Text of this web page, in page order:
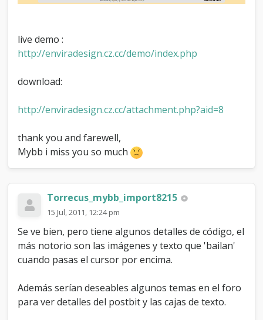
live demo :
http://enviradesign.cz.cc/demo/index.php
download:
http://enviradesign.cz.cc/attachment.php?aid=8
thank you and farewell,
Mybb i miss you so much
Torrecus_mybb_import8215
15 Jul, 2011, 12:24 pm
Se ve bien, pero tiene algunos detalles de código, el
más notorio son las imágenes y texto que 'bailan'
cuando pasas el cursor por encima.
Además serían deseables algunos temas en el foro
para ver detalles del postbit y las cajas de texto.